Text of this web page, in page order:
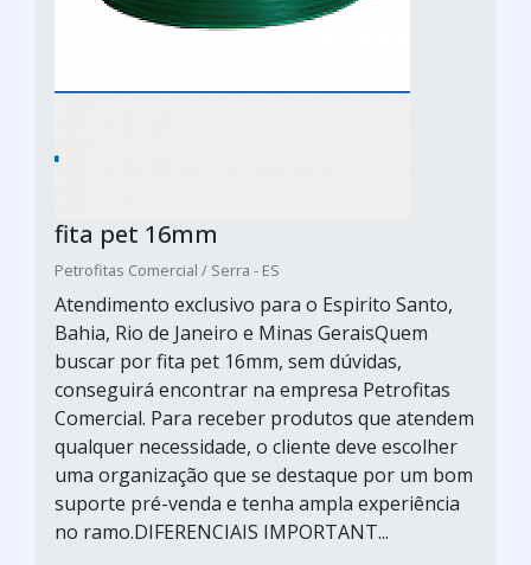
fita pet 16mm
Petrofitas Comercial / Serra - ES
Atendimento exclusivo para o Espirito Santo,
Bahia, Rio de Janeiro e Minas GeraisQuem
buscar por fita pet 16mm, sem dúvidas,
conseguirá encontrar na empresa Petrofitas
Comercial. Para receber produtos que atendem
qualquer necessidade, o cliente deve escolher
uma organização que se destaque por um bom
suporte pré-venda e tenha ampla experiência
no ramo.DIFERENCIAIS IMPORTANT...